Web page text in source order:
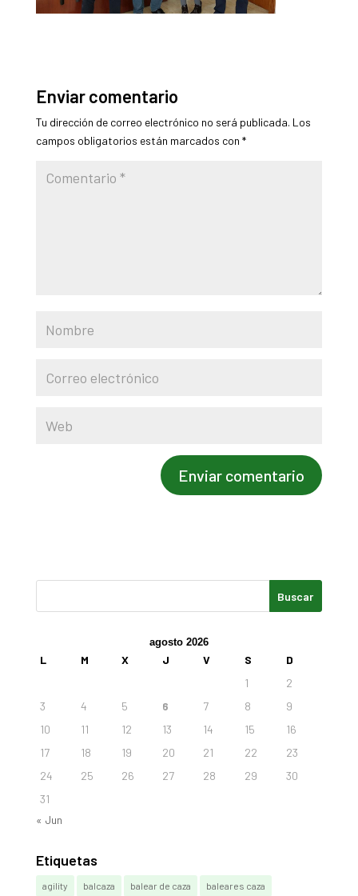
Enviar comentario
Tu dirección de correo electrónico no será publicada. Los
campos obligatorios están marcados con *
agosto 2026
L M X J V S
D
1
2
3
4 5 6 7 8
9
10
11 12 13 14 15
16
17
18 19 20 21 22
23
24
25 26 27 28 29
30
31
« Jun
Etiquetas
agility balcaza balear de caza baleares caza